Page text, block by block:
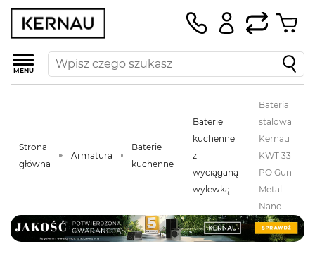
MENU
Strona
główna
Armatura
Baterie
kuchenne
Baterie
kuchenne
z
wyciąganą
wylewką
Bateria
stalowa
Kernau
KWT 33
PO Gun
Metal
Nano